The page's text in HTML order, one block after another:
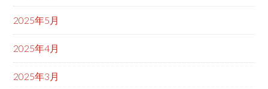
2025年5月
2025年4月
2025年3月